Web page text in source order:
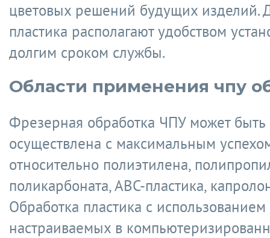
цветовых решений будущих изделий.
пластика располагают удобством
долгим сроком службы.
Области применения чпу
Фрезерная обработка ЧПУ может быть
осуществлена с максимальным
относительно полиэтилена,
поликарбоната, АВС-пластика,
Обработка пластика с использованием
настраиваемых в